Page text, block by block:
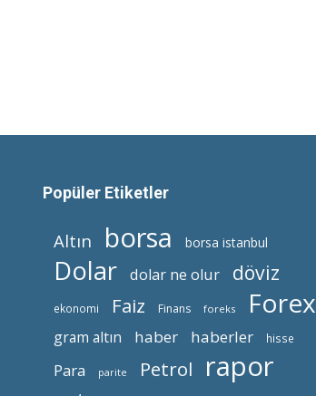
Popüler Etiketler
Altın borsa borsa istanbul
Dolar dolar ne olur döviz
ekonomi Faiz Finans foreks Forex
gram altın haber haberler hisse
Para parite Petrol rapor